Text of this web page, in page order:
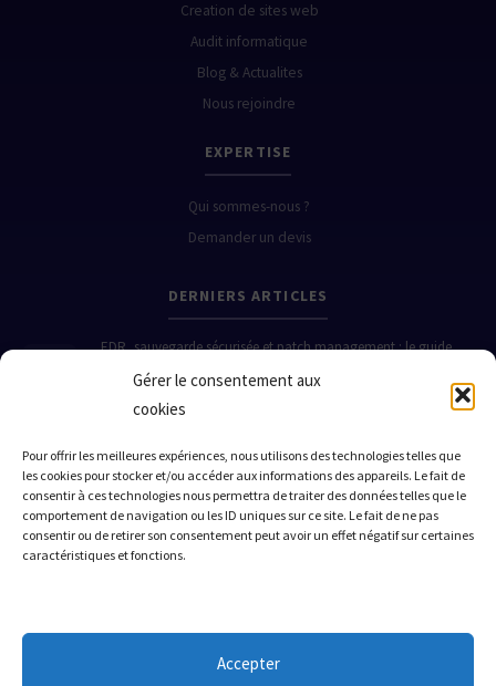
Gérer le consentement aux
cookies
Pour offrir les meilleures expériences, nous utilisons des technologies telles que
les cookies pour stocker et/ou accéder aux informations des appareils. Le fait de
consentir à ces technologies nous permettra de traiter des données telles que le
comportement de navigation ou les ID uniques sur ce site. Le fait de ne pas
consentir ou de retirer son consentement peut avoir un effet négatif sur certaines
caractéristiques et fonctions.
Accepter
Creation de sites web
Audit informatique
Blog & Actualites
Nous rejoindre
EXPERTISE
Qui sommes-nous ?
Demander un devis
DERNIERS ARTICLES
EDR, sauvegarde sécurisée et patch management : le guide
sauvegarde sécurisée et le patch management
19 Juin 2026
Quand la cybersécurité sauve (ou coule) une PME : 3 histoires
vraies sur l'EDR, la sauvegarde et le patch management
Cannes Antibes